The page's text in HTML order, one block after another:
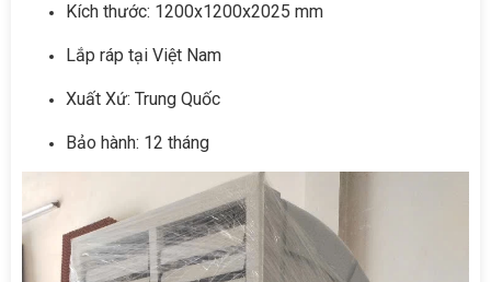
Kích thước: 1200x1200x2025 mm
Lắp ráp tại Việt Nam
Xuất Xứ: Trung Quốc
Bảo hành: 12 tháng